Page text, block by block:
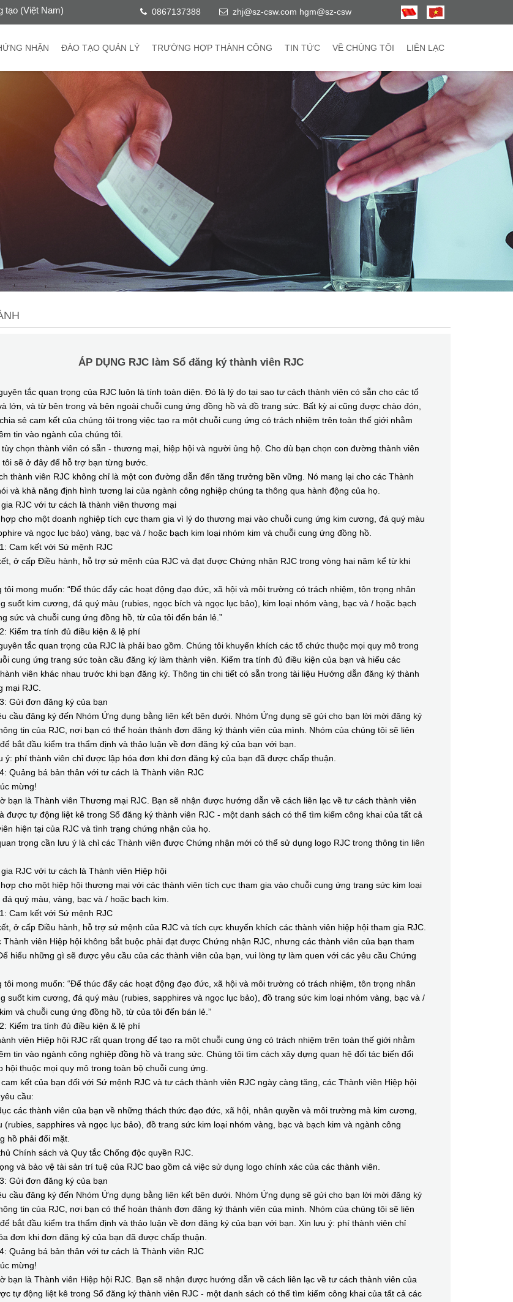
tạo (Việt Nam) 0867137388 zhj@sz-csw.com hgm@sz-csw
NHẬN ĐÀO TẠO QUẢN LÝ TRƯỜNG HỢP THÀNH CÔNG TIN TỨC VỀ CHÚNG TÔI LIÊN LẠC
ÁP DỤNG RJC làm Sổ đăng ký thành viên RJC
tắc quan trọng của RJC luôn là tính toàn diện. Đó là lý do tại sao tư cách thành viên có sẵn cho các tổ
lớn, và từ bên trong và bên ngoài chuỗi cung ứng đồng hồ và đồ trang sức. Bất kỳ ai cũng được chào đón,
sẻ cam kết của chúng tôi trong việc tạo ra một chuỗi cung ứng có trách nhiệm trên toàn thế giới nhằm
tin vào ngành của chúng tôi.
chọn thành viên có sẵn - thương mại, hiệp hội và người ủng hộ. Cho dù bạn chọn con đường thành viên
tôi sẽ ở đây để hỗ trợ bạn từng bước.
viên RJC không chỉ là một con đường dẫn đến tăng trưởng bền vững. Nó mang lại cho các Thành
và khả năng định hình tương lai của ngành công nghiệp chúng ta thông qua hành động của họ.
RJC với tư cách là thành viên thương mại
cho một doanh nghiệp tích cực tham gia vì lý do thương mại vào chuỗi cung ứng kim cương, đá quý màu
và ngọc lục bảo) vàng, bạc và / hoặc bạch kim loại nhóm kim và chuỗi cung ứng đồng hồ.
kết với Sứ mệnh RJC
cấp Điều hành, hỗ trợ sứ mệnh của RJC và đạt được Chứng nhận RJC trong vòng hai năm kể từ khi
mong muốn: “Để thúc đẩy các hoạt động đạo đức, xã hội và môi trường có trách nhiệm, tôn trọng nhân
suốt kim cương, đá quý màu (rubies, ngọc bích và ngọc lục bảo), kim loại nhóm vàng, bạc và / hoặc bạch
sức và chuỗi cung ứng đồng hồ, từ của tôi đến bán lẻ.”
tra tính đủ điều kiện & lệ phí
tắc quan trọng của RJC là phải bao gồm. Chúng tôi khuyến khích các tổ chức thuộc mọi quy mô trong
cung ứng trang sức toàn cầu đăng ký làm thành viên. Kiểm tra tính đủ điều kiện của bạn và hiểu các
viên khác nhau trước khi bạn đăng ký. Thông tin chi tiết có sẵn trong tài liệu Hướng dẫn đăng ký thành
mại RJC.
đơn đăng ký của bạn
đăng ký đến Nhóm Ứng dụng bằng liên kết bên dưới. Nhóm Ứng dụng sẽ gửi cho bạn lời mời đăng ký
tin của RJC, nơi bạn có thể hoàn thành đơn đăng ký thành viên của mình. Nhóm của chúng tôi sẽ liên
bắt đầu kiểm tra thẩm định và thảo luận về đơn đăng ký của bạn với bạn.
thành viên chỉ được lập hóa đơn khi đơn đăng ký của bạn đã được chấp thuận.
bá bản thân với tư cách là Thành viên RJC
mừng!
là Thành viên Thương mại RJC. Bạn sẽ nhận được hướng dẫn về cách liên lạc về tư cách thành viên
được tự động liệt kê trong Sổ đăng ký thành viên RJC - một danh sách có thể tìm kiếm công khai của tất cả
hiện tại của RJC và tình trạng chứng nhận của họ.
trọng cần lưu ý là chỉ các Thành viên được Chứng nhận mới có thể sử dụng logo RJC trong thông tin liên
RJC với tư cách là Thành viên Hiệp hội
cho một hiệp hội thương mại với các thành viên tích cực tham gia vào chuỗi cung ứng trang sức kim loại
quý màu, vàng, bạc và / hoặc bạch kim.
kết với Sứ mệnh RJC
cấp Điều hành, hỗ trợ sứ mệnh của RJC và tích cực khuyến khích các thành viên hiệp hội tham gia RJC.
Thành viên Hiệp hội không bắt buộc phải đạt được Chứng nhận RJC, nhưng các thành viên của bạn tham
hiểu những gì sẽ được yêu cầu của các thành viên của bạn, vui lòng tự làm quen với các yêu cầu Chứng
mong muốn: “Để thúc đẩy các hoạt động đạo đức, xã hội và môi trường có trách nhiệm, tôn trọng nhân
suốt kim cương, đá quý màu (rubies, sapphires và ngọc lục bảo), đồ trang sức kim loại nhóm vàng, bạc và /
và chuỗi cung ứng đồng hồ, từ của tôi đến bán lẻ.”
tra tính đủ điều kiện & lệ phí
viên Hiệp hội RJC rất quan trọng để tạo ra một chuỗi cung ứng có trách nhiệm trên toàn thế giới nhằm
tin vào ngành công nghiệp đồng hồ và trang sức. Chúng tôi tìm cách xây dựng quan hệ đối tác biến đổi
hội thuộc mọi quy mô trong toàn bộ chuỗi cung ứng.
kết của bạn đối với Sứ mệnh RJC và tư cách thành viên RJC ngày càng tăng, các Thành viên Hiệp hội
cầu:
thành viên của bạn về những thách thức đạo đức, xã hội, nhân quyền và môi trường mà kim cương,
(rubies, sapphires và ngọc lục bảo), đồ trang sức kim loại nhóm vàng, bạc và bạch kim và ngành công
hồ phải đối mặt.
sách và Quy tắc Chống độc quyền RJC.
và bảo vệ tài sản trí tuệ của RJC bao gồm cả việc sử dụng logo chính xác của các thành viên.
đơn đăng ký của bạn
đăng ký đến Nhóm Ứng dụng bằng liên kết bên dưới. Nhóm Ứng dụng sẽ gửi cho bạn lời mời đăng ký
tin của RJC, nơi bạn có thể hoàn thành đơn đăng ký thành viên của mình. Nhóm của chúng tôi sẽ liên
bắt đầu kiểm tra thẩm định và thảo luận về đơn đăng ký của bạn với bạn. Xin lưu ý: phí thành viên chỉ
đơn khi đơn đăng ký của bạn đã được chấp thuận.
bá bản thân với tư cách là Thành viên RJC
mừng!
là Thành viên Hiệp hội RJC. Bạn sẽ nhận được hướng dẫn về cách liên lạc về tư cách thành viên của
tự động liệt kê trong Sổ đăng ký thành viên RJC - một danh sách có thể tìm kiếm công khai của tất cả các